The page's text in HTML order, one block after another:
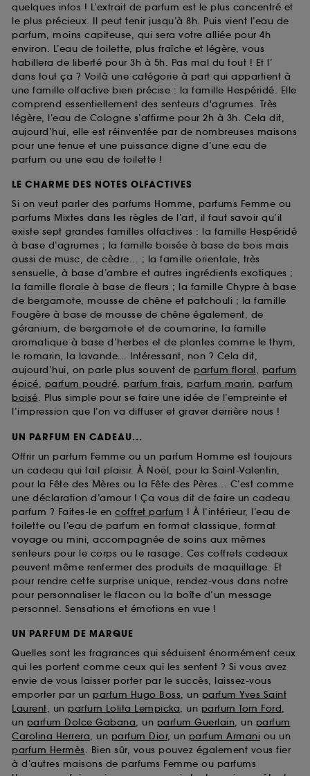
quelques infos ! L’extrait de parfum est le plus concentré et
le plus précieux. Il peut tenir jusqu’à 8h. Puis vient l’eau de
parfum, moins capiteuse, qui sera votre alliée pour 4h
environ. L’eau de toilette, plus fraîche et légère, vous
habillera de liberté pour 3h à 5h. Pas mal du tout ! Et l’
dans tout ça ? Voilà une catégorie à part qui appartient à
une famille olfactive bien précise : la famille Hespéridé. Elle
comprend essentiellement des senteurs d'agrumes. Très
légère, l’eau de Cologne s’affirme pour 2h à 3h. Cela dit,
aujourd’hui, elle est réinventée par de nombreuses maisons
pour une tenue et une puissance digne d’une eau de
parfum ou une eau de toilette !
LE CHARME DES NOTES OLFACTIVES
Si on veut parler des parfums Homme, parfums Femme ou
parfums Mixtes dans les règles de l’art, il faut savoir qu’il
existe sept grandes familles olfactives : la famille Hespéridé
à base d’agrumes ; la famille boisée à base de bois mais
aussi de musc, de cèdre... ; la famille orientale, très
sensuelle, à base d’ambre et autres ingrédients exotiques ;
la famille florale à base de fleurs ; la famille Chypre à base
de bergamote, mousse de chêne et patchouli ; la famille
Fougère à base de mousse de chêne également, de
géranium, de bergamote et de coumarine, la famille
aromatique à base d’herbes et de plantes comme le thym,
le romarin, la lavande... Intéressant, non ? Cela dit,
aujourd’hui, on parle plus souvent de parfum floral, parfum
épicé, parfum poudré, parfum frais, parfum marin, parfum
boisé. Plus simple pour se faire une idée de l’empreinte et
l’impression que l’on va diffuser et graver derrière nous !
UN PARFUM EN CADEAU...
Offrir un parfum Femme ou un parfum Homme est toujours
un cadeau qui fait plaisir. À Noël, pour la Saint-Valentin,
pour la Fête des Mères ou la Fête des Pères... C’est comme
une déclaration d’amour ! Ça vous dit de faire un cadeau
parfum ? Faites-le en coffret parfum ! À l’intérieur, l’eau de
toilette ou l’eau de parfum en format classique, format
voyage ou mini, accompagnée de soins aux mêmes
senteurs pour le corps ou le rasage. Ces coffrets cadeaux
peuvent même renfermer des produits de maquillage. Et
pour rendre cette surprise unique, rendez-vous dans notre
pour personnaliser le flacon ou la boîte d’un message
personnel. Sensations et émotions en vue !
UN PARFUM DE MARQUE
Quelles sont les fragrances qui séduisent énormément ceux
qui les portent comme ceux qui les sentent ? Si vous avez
envie de vous laisser porter par le succès, laissez-vous
emporter par un parfum Hugo Boss, un parfum Yves Saint
Laurent, un parfum Lolita Lempicka, un parfum Tom Ford,
un parfum Dolce Gabana, un parfum Guerlain, un parfum
Carolina Herrera, un parfum Dior, un parfum Armani ou un
parfum Hermès. Bien sûr, vous pouvez également vous fier
à d’autres maisons de parfums Femme ou parfums